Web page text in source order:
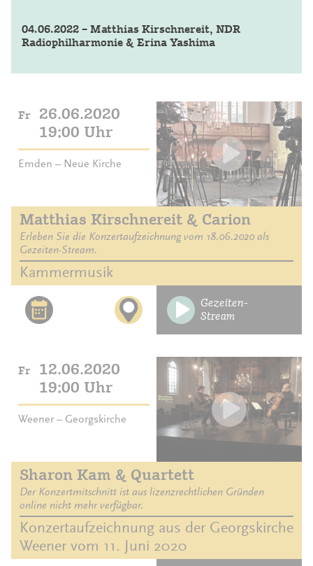
04.06.2022 – Matthias Kirschnereit, NDR
Radiophilharmonie & Erina Yashima
Fr
26.06.2020
19:00 Uhr
Emden – Neue Kirche
Matthias Kirschnereit & Carion
Erleben Sie die Konzertaufzeichnung vom 18.06.2020 als
Gezeiten-Stream.
Kammermusik
Gezeiten-
Stream
Fr
12.06.2020
19:00 Uhr
Weener – Georgskirche
Sharon Kam & Quartett
Der Konzertmitschnitt ist aus lizenzrechtlichen Gründen
online nicht mehr verfügbar.
Konzertaufzeichnung aus der Georgskirche
Weener vom 11. Juni 2020